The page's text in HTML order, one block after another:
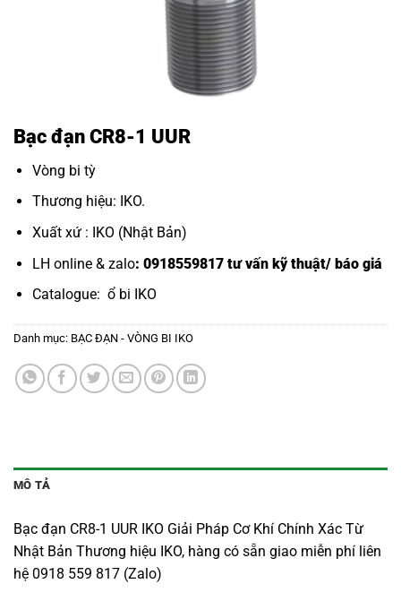
Bạc đạn CR8-1 UUR
Vòng bi tỳ
Thương hiệu: IKO.
Xuất xứ : IKO (Nhật Bản)
LH online & zalo: 0918559817 tư vấn kỹ thuật/ báo giá
Catalogue: ổ bi IKO
Danh mục: BẠC ĐẠN - VÒNG BI IKO
MÔ TẢ
Bạc đạn CR8-1 UUR IKO Giải Pháp Cơ Khí Chính Xác Từ
Nhật Bản Thương hiệu IKO, hàng có sẵn giao miễn phí liên
hệ 0918 559 817 (Zalo)